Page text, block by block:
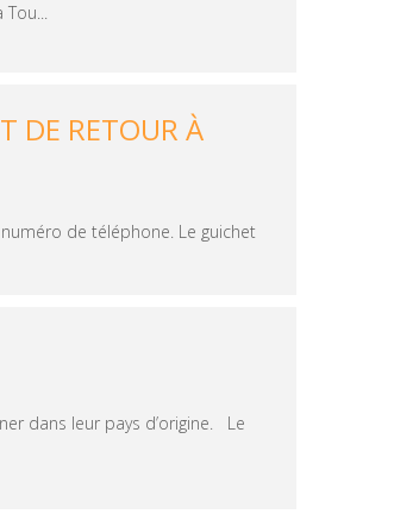
DE RETOUR À
de téléphone. Le guichet
dans leur pays d’origine. Le